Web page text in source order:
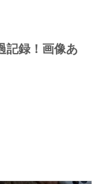
記録！画像あ